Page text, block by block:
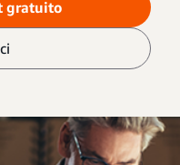
gratuito